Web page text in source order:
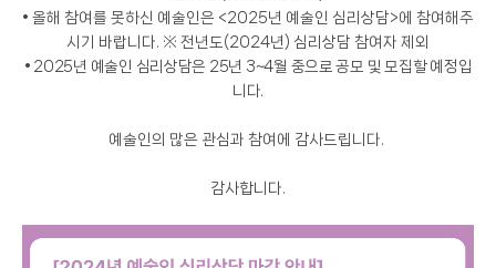
• 올해 참여를 못하신 예술인은 <2025년 예술인 심리상담>에 참여해주
시기 바랍니다 ※ 전년도 (2024년 ) 심리상담 참여자 제외
• 2025년 예술인 심리상담은 25년 3~4월 중으로 공모 및 모집할 예정입
니다.
예술인의 많은 관심과 참여에 감사드립니다
감사합니다.